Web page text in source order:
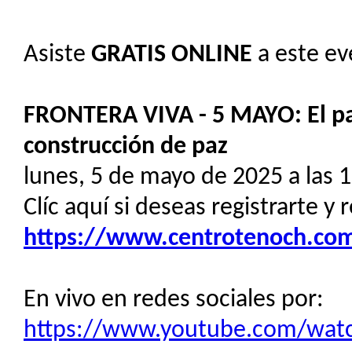
Asiste GRATIS ONLINE a este
FRONTERA VIVA - 5 MAYO: El
construcción de paz
lunes, 5 de mayo de 2025 a las
Clíc aquí si deseas registrarte y
https://
En vivo en redes sociales por:
https://www.youtube.com/